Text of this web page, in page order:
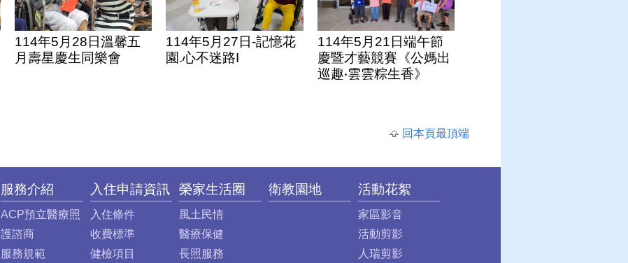
114年5月28日溫馨五
月壽星慶生同樂會
114年5月27日-記憶花
園.心不迷路I
114年5月21日端午節
慶暨才藝競賽《公媽出
巡趣‧雲雲粽生香》
回本頁最頂端
服務介紹
ACP預立醫療照
護諮商
服務規範
入住申請資訊
入住條件
收費標準
健檢項目
榮家生活圈
風土民情
醫療保健
長照服務
衛教園地 活動花絮
家區影音
活動剪影
人瑞剪影